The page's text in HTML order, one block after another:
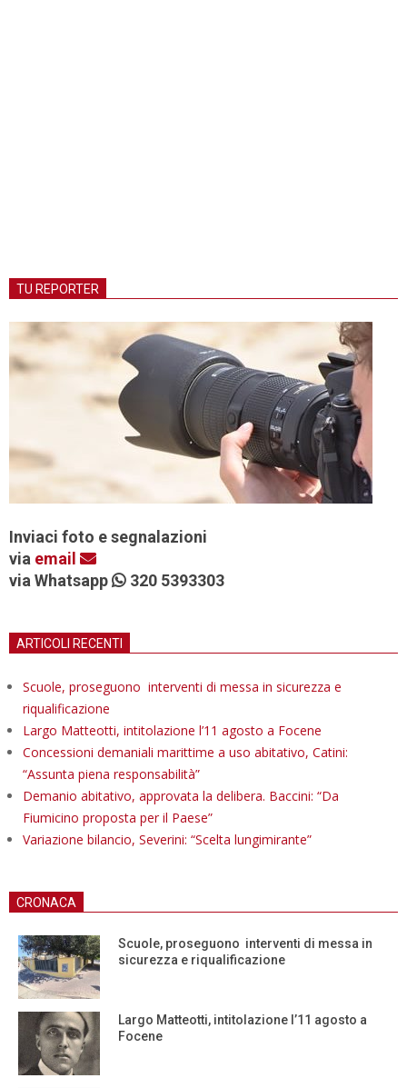
TU REPORTER
Inviaci foto e segnalazioni
via email
via Whatsapp
320 5393303
ARTICOLI RECENTI
Scuole, proseguono interventi di messa in sicurezza e
riqualificazione
Largo Matteotti, intitolazione l’11 agosto a Focene
Concessioni demaniali marittime a uso abitativo, Catini:
“Assunta piena responsabilità”
Demanio abitativo, approvata la delibera. Baccini: “Da
Fiumicino proposta per il Paese”
Variazione bilancio, Severini: “Scelta lungimirante”
CRONACA
Scuole, proseguono interventi di messa in
sicurezza e riqualificazione
Largo Matteotti, intitolazione l’11 agosto a
Focene